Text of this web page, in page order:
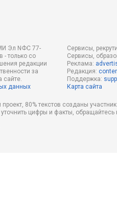
Эл NФС 77-
- только со
редакции
за
сайте.
данных
Сервисы,
Сервисы,
Реклама:
Редакция:
Поддержка:
Карта сайта
80% текстов созданы
уточнить цифры и факты,